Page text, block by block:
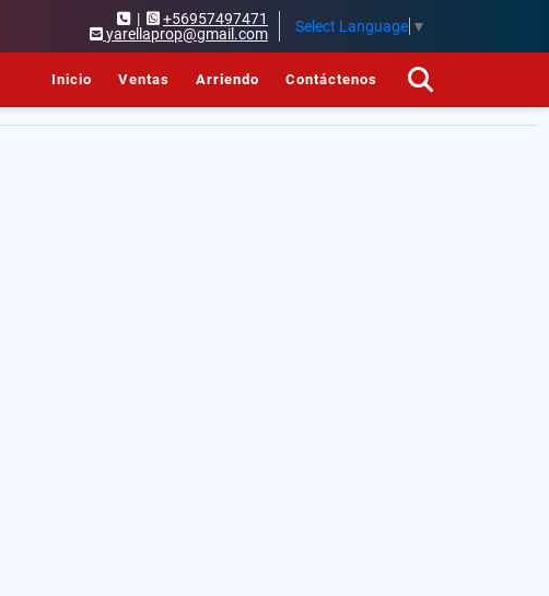
|
+56957497471
yarellaprop@gmail.com
Select Language ▼
Inicio Ventas Arriendo Contáctenos